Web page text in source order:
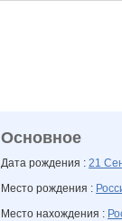
Основное
Дата рождения : 21
Место рождения :
Место нахождения :